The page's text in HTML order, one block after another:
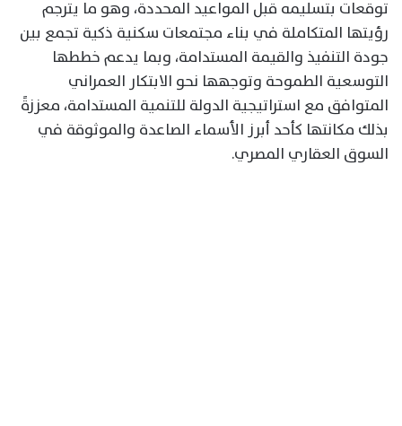
توقعات بتسليمه قبل المواعيد المحددة، وهو ما يترجم
رؤيتها المتكاملة في بناء مجتمعات سكنية ذكية تجمع بين
جودة التنفيذ والقيمة المستدامة، وبما يدعم خططها
التوسعية الطموحة وتوجهها نحو الابتكار العمراني
المتوافق مع استراتيجية الدولة للتنمية المستدامة، معززةً
بذلك مكانتها كأحد أبرز الأسماء الصاعدة والموثوقة في
السوق العقاري المصري.